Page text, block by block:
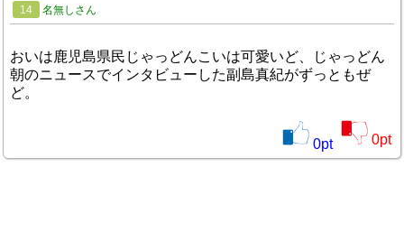
14
名無しさん
おいは鹿児島県民じゃっどんこいは可愛いど、じゃっどん
朝のニュースでインタビューした副島真紀がずっともぜ
ど。
0pt 0pt